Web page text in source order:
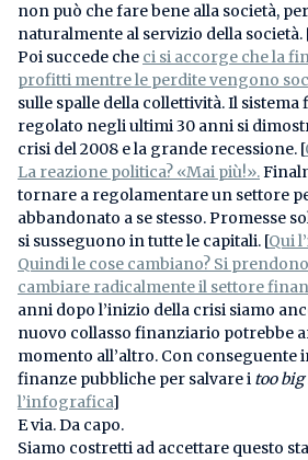
non può che fare bene alla società,
naturalmente al servizio della società.
Poi succede che ci si accorge che la
profitti mentre le perdite vengono
sulle spalle della collettività. Il
regolato negli ultimi 30 anni si
crisi del 2008 e la grande recessione. [
La reazione politica? «Mai più!».
tornare a regolamentare un settore
abbandonato a se stesso. Promesse
si susseguono in tutte le capitali. [Qui
Quindi le cose cambiano? Si
cambiare radicalmente il settore
anni dopo l’inizio della crisi siamo
nuovo collasso finanziario potrebbe
momento all’altro. Con conseguente
finanze pubbliche per salvare i too
l’infografica]
E via. Da capo.
Siamo costretti ad accettare questo